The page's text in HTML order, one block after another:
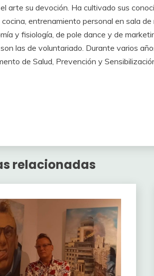
arte su devoción. Ha cultivado sus
cocina, entrenamiento personal en sala
y fisiología, de pole dance y de
las de voluntariado. Durante varios
de Salud, Prevención y
relacionadas